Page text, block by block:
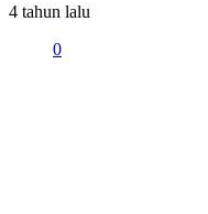
4 tahun lalu
0